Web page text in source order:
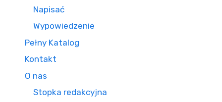
Napisać
Wypowiedzenie
Pełny Katalog
Kontakt
O nas
Stopka redakcyjna